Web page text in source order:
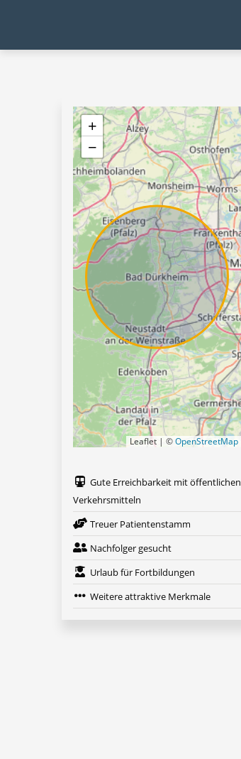
+
−
Leaflet | ©OpenStreetMap
Gute Erreichbarkeit mit öffentlichen
Verkehrsmitteln
Treuer Patientenstamm
Nachfolger gesucht
Urlaub für Fortbildungen
Weitere attraktive Merkmale